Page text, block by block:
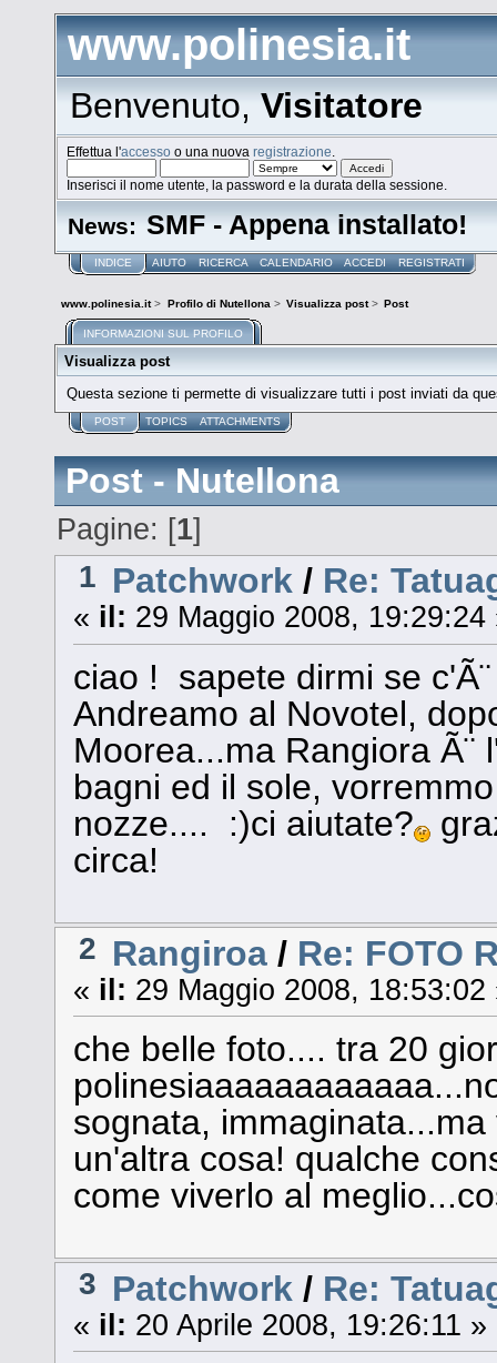
www.polinesia.it
Benvenuto,Visitatore
Effettua l'accesso o una nuovaregistrazione
Inserisci il nome utente, la password e la durata della sessione.
News: SMF - Appena installato!
INDICE AIUTO RICERCA CALENDARIO ACCEDI REGISTRATI
www.polinesia.it> Profilo di Nutellona> Visualizza post> Post
INFORMAZIONI SUL PROFILO
Visualizza post
Questa sezione ti permette di visualizzare tutti i post inviati da
POST TOPICS ATTACHMENTS
Post - Nutellona
Pagine: [1]
1 Patchwork / Re:
« il: 29 Maggio 2008, 19:29:24
ciao ! sapete dirmi se
Andreamo al Novotel,
Moorea...ma Rangiora
bagni ed il sole,
nozze.... :)ci aiutate?
circa!
2 Rangiroa / Re: FOTO
« il: 29 Maggio 2008, 18:53:02
che belle foto.... tra 20
sognata,
un'altra cosa! qualche
come viverlo al
3 Patchwork / Re:
« il: 20 Aprile 2008, 19:26:11 »